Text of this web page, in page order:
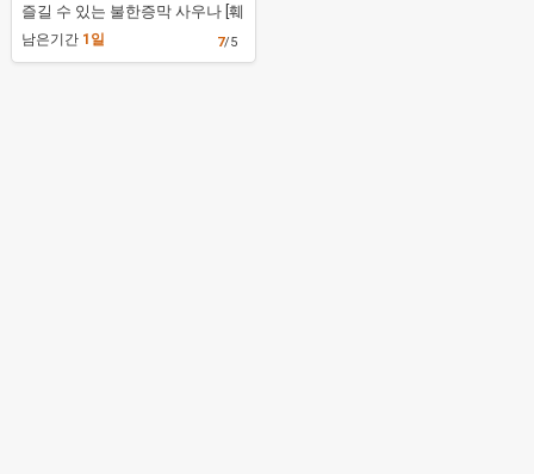
즐길 수 있는 불한증막 사우나 [훼
밀리사우나]
남은기간 1일 7/5